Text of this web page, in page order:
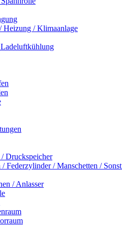
Heizung / Klimaanlage
Druckspeicher
Federzylinder / Manschetten /
/ Anlasser